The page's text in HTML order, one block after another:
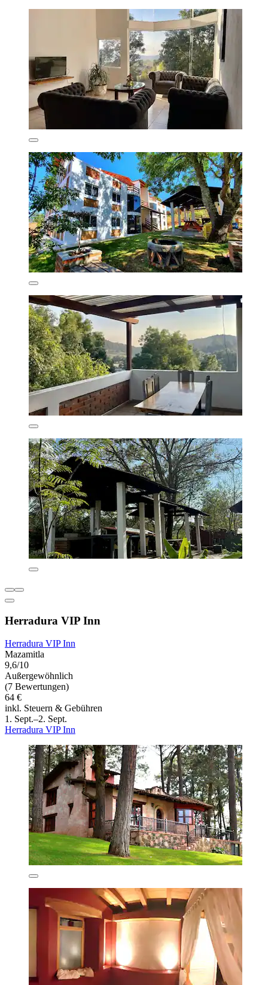
Herradura VIP Inn
Herradura VIP Inn
Mazamitla
9,6/10
Außergewöhnlich
(7 Bewertungen)
64 €
inkl. Steuern & Gebühren
1. Sept.–2. Sept.
Herradura VIP Inn